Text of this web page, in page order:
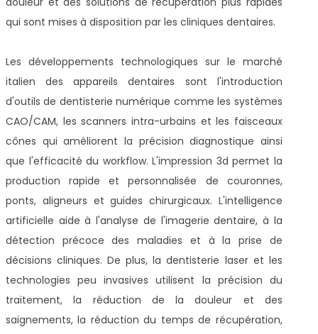
qui sont mises à disposition par les cliniques dentaires.
Les développements technologiques sur le marché
italien des appareils dentaires sont l'introduction
d'outils de dentisterie numérique comme les systèmes
CAO/CAM, les scanners intra-urbains et les faisceaux
cônes qui améliorent la précision diagnostique ainsi
que l'efficacité du workflow. L'impression 3d permet la
production rapide et personnalisée de couronnes,
ponts, aligneurs et guides chirurgicaux. L'intelligence
artificielle aide à l'analyse de l'imagerie dentaire, à la
détection précoce des maladies et à la prise de
décisions cliniques. De plus, la dentisterie laser et les
technologies peu invasives utilisent la précision du
traitement, la réduction de la douleur et des
saignements, la réduction du temps de récupération,